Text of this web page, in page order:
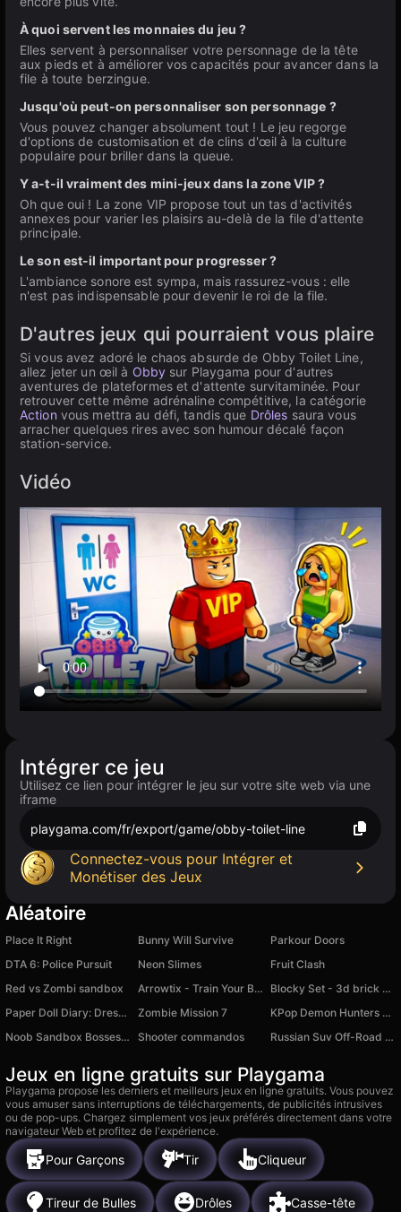
À quoi servent les monnaies du jeu ?
Elles servent à personnaliser votre personnage de la tête
aux pieds et à améliorer vos capacités pour avancer dans la
file à toute berzingue.
Jusqu'où peut-on personnaliser son personnage ?
Vous pouvez changer absolument tout ! Le jeu regorge
d'options de customisation et de clins d'œil à la culture
populaire pour briller dans la queue.
Y a-t-il vraiment des mini-jeux dans la zone VIP ?
Oh que oui ! La zone VIP propose tout un tas d'activités
annexes pour varier les plaisirs au-delà de la file d'attente
principale.
Le son est-il important pour progresser ?
L'ambiance sonore est sympa, mais rassurez-vous : elle
n'est pas indispensable pour devenir le roi de la file.
D'autres jeux qui pourraient vous plaire
Si vous avez adoré le chaos absurde de Obby Toilet Line,
allez jeter un œil à Obby sur Playgama pour d'autres
aventures de plateformes et d'attente survitaminée. Pour
retrouver cette même adrénaline compétitive, la catégorie
Action vous mettra au défi, tandis que Drôles saura vous
arracher quelques rires avec son humour décalé façon
station-service.
Vidéo
Intégrer ce jeu
Utilisez ce lien pour intégrer le jeu sur votre site web via une
iframe
playgama.com/fr/export/game/obby-toilet-line
Connectez-vous pour Intégrer et
Monétiser des Jeux
Aléatoire
Place It Right Bunny Will Survive
Parkour Doors
DTA 6: Police Pursuit
Neon Slimes
Fruit Clash
Red vs Zombi sandbox
Arrowtix - Train Your Brain
Blocky Set - 3d brick constructions
Paper Doll Diary: Dress Up DIY
Zombie Mission 7
KPop Demon Hunters Playground
Noob Sandbox Bosses Portal
Shooter commandos Russian Suv Off-Road Online
Jeux en ligne gratuits sur Playgama
Playgama propose les derniers et meilleurs jeux en ligne gratuits. Vous pouvez
vous amuser sans interruptions de téléchargements, de publicités intrusives
ou de pop-ups. Chargez simplement vos jeux préférés directement dans votre
navigateur Web et profitez de l'expérience.
Pour Garçons Tir Cliqueur
Tireur de Bulles Drôles Casse-tête